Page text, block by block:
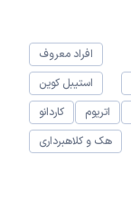
افراد معروف
استیبل کوین
اتریوم
کاردانو
هک و کلاهبرداری